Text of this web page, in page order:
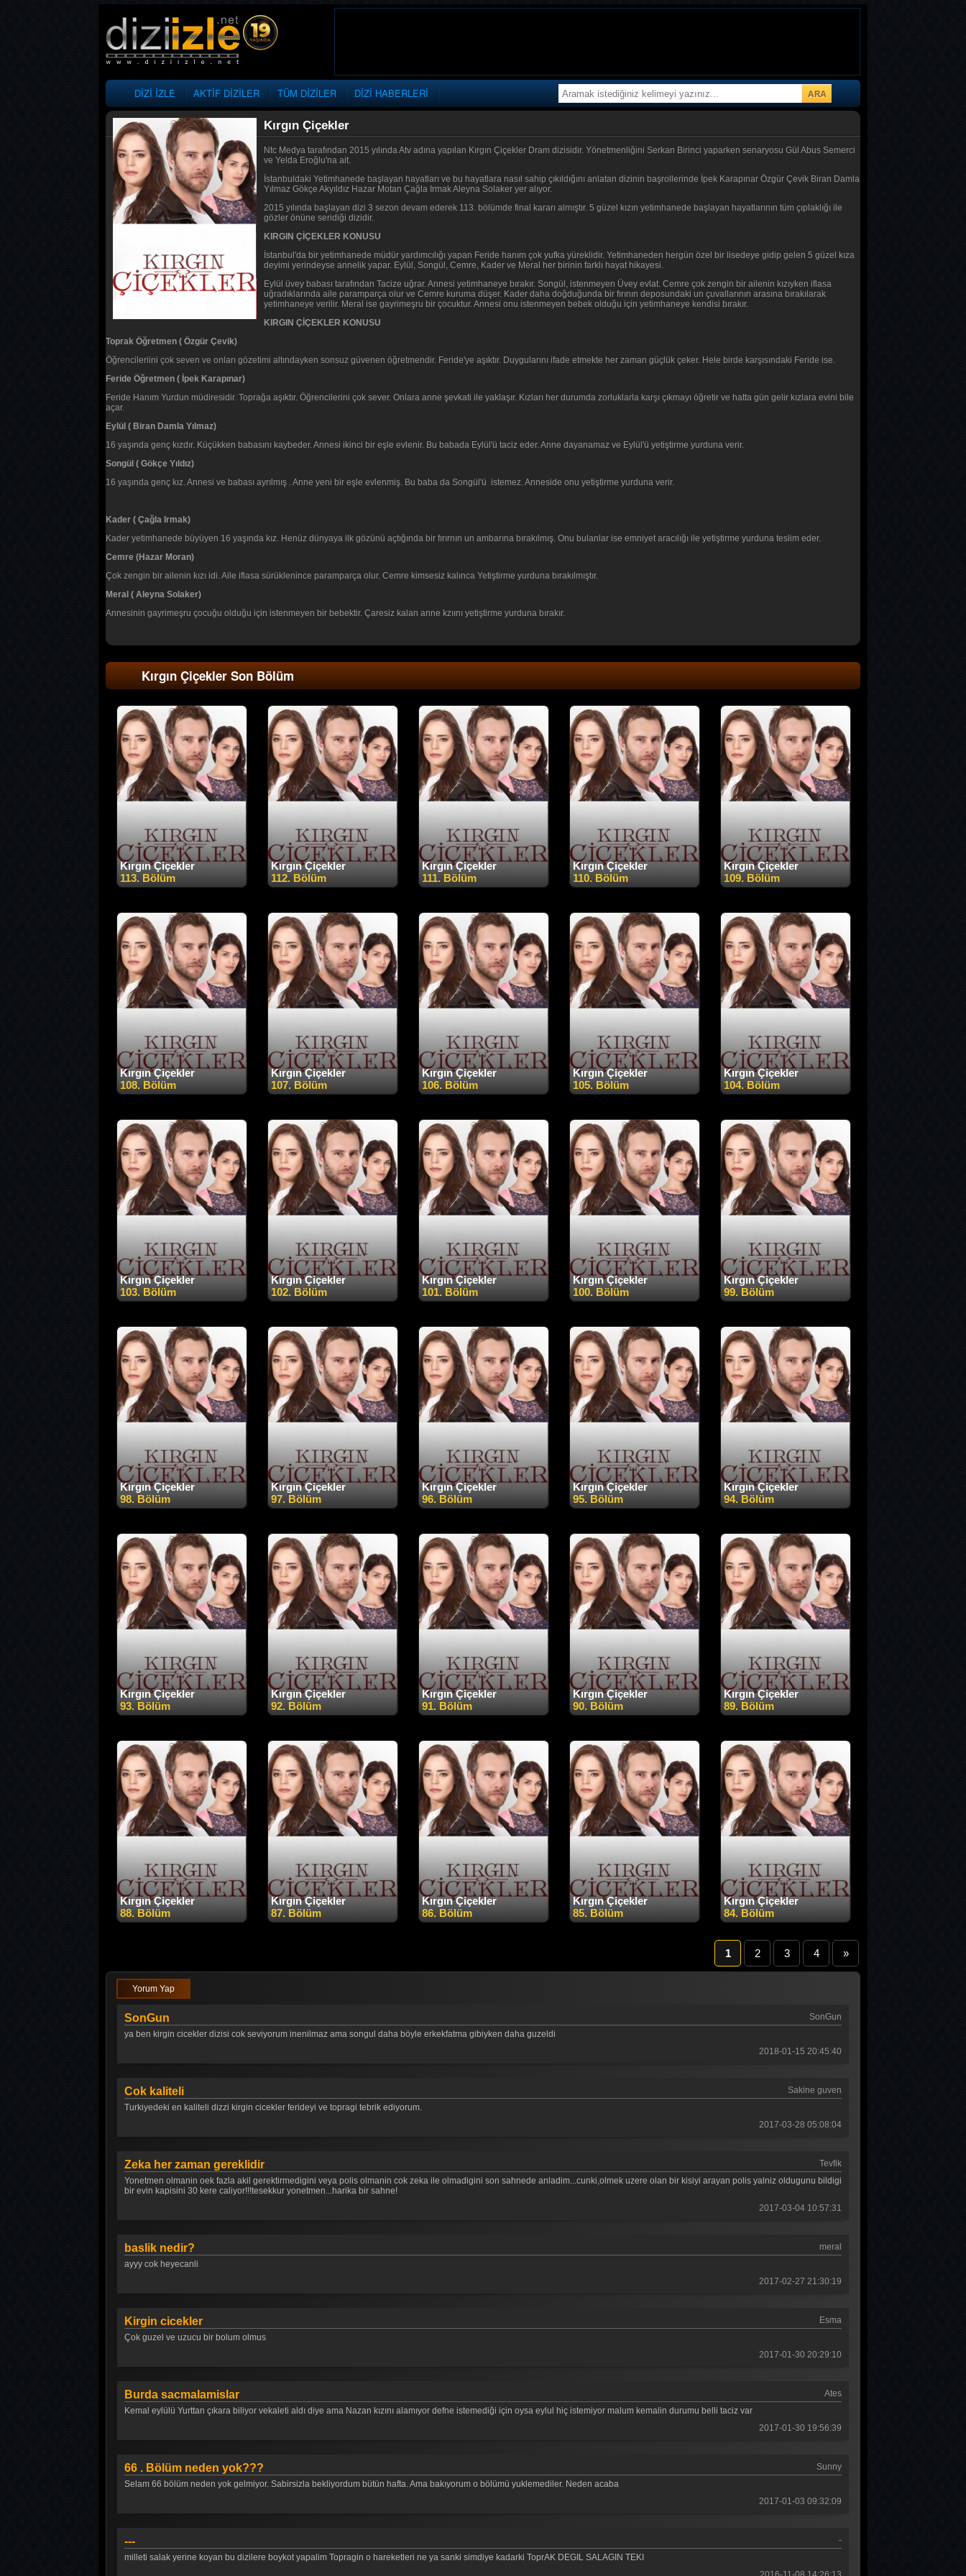
DİZİ İZLE AKTİF DİZİLER TÜM DİZİLER DİZİ HABERLERİ
Kırgın Çiçekler
Ntc Medya tarafından 2015 yılında Atv adına yapılan Kırgın Çiçekler Dram dizisidir. Yönetmenliğini Serkan Birinci yaparken senaryosu Gül Abus Semerci
ve Yelda Eroğlu'na ait.
İstanbuldaki Yetimhanede başlayan hayatları ve bu hayatlara nasıl sahip çıkıldığını anlatan dizinin başrollerinde İpek Karapınar Özgür Çevik Biran Damla
Yılmaz Gökçe Akyıldız Hazar Motan Çağla Irmak Aleyna Solaker yer alıyor.
2015 yılında başlayan dizi 3 sezon devam ederek 113. bölümde final kararı almıştır. 5 güzel kızın yetimhanede başlayan hayatlarının tüm çıplaklığı ile
gözler önüne seridiği dizidir.
KIRGIN ÇİÇEKLER KONUSU
İstanbul'da bir yetimhanede müdür yardımcılığı yapan Feride hanım çok yufka yüreklidir. Yetimhaneden hergün özel bir lisedeye gidip gelen 5 güzel kıza
deyimi yerindeyse annelik yapar. Eylül, Songül, Cemre, Kader ve Meral her birinin farklı hayat hikayesi.
Eylül üvey babası tarafından Tacize uğrar. Annesi yetimhaneye bırakır. Songül, istenmeyen Üvey evlat. Cemre çok zengin bir ailenin kızıyken iflasa
uğradıklarında aile paramparça olur ve Cemre kuruma düşer. Kader daha doğduğunda bir fırının deposundaki un çuvallarının arasına bırakılarak
yetimhaneye verilir. Meral ise gayrimeşru bir çocuktur. Annesi onu istenmeyen bebek olduğu için yetimhaneye kendisi bırakır.
KIRGIN ÇİÇEKLER KONUSU
Toprak Öğretmen ( Özgür Çevik)
Öğrencileriini çok seven ve onları gözetimi altındayken sonsuz güvenen öğretmendir. Feride'ye aşıktır. Duygularını ifade etmekte her zaman güçlük çeker. Hele birde karşısındaki Feride ise.
Feride Öğretmen ( İpek Karapınar)
Feride Hanım Yurdun müdiresidir. Toprağa aşıktır. Öğrencilerini çok sever. Onlara anne şevkati ile yaklaşır. Kızları her durumda zorluklarla karşı çıkmayı öğretir ve hatta gün gelir kızlara evini bile
açar.
Eylül ( Biran Damla Yılmaz)
16 yaşında genç kızdır. Küçükken babasını kaybeder. Annesi ikinci bir eşle evlenir. Bu babada Eylül'ü taciz eder. Anne dayanamaz ve Eylül'ü yetiştirme yurduna verir.
Songül ( Gökçe Yıldız)
16 yaşında genç kız. Annesi ve babası ayrılmış . Anne yeni bir eşle evlenmiş. Bu baba da Songül'ü istemez. Anneside onu yetiştirme yurduna verir.
Kader ( Çağla Irmak)
Kader yetimhanede büyüyen 16 yaşında kız. Henüz dünyaya ilk gözünü açtığında bir fırırnın un ambarına bırakılmış. Onu bulanlar ise emniyet aracılığı ile yetiştirme yurduna teslim eder.
Cemre (Hazar Moran)
Çok zengin bir ailenin kızı idi. Aile iflasa sürüklenince paramparça olur. Cemre kimsesiz kalınca Yetiştirme yurduna bırakılmıştır.
Meral ( Aleyna Solaker)
Annesinin gayrimeşru çocuğu olduğu için istenmeyen bir bebektir. Çaresiz kalan anne kzıını yetiştirme yurduna bırakır.
Kırgın Çiçekler Son Bölüm
Kırgın Çiçekler
113. Bölüm
Kırgın Çiçekler
112. Bölüm
Kırgın Çiçekler
111. Bölüm
Kırgın Çiçekler
110. Bölüm
Kırgın Çiçekler
109. Bölüm
Kırgın Çiçekler
108. Bölüm
Kırgın Çiçekler
107. Bölüm
Kırgın Çiçekler
106. Bölüm
Kırgın Çiçekler
105. Bölüm
Kırgın Çiçekler
104. Bölüm
Kırgın Çiçekler
103. Bölüm
Kırgın Çiçekler
102. Bölüm
Kırgın Çiçekler
101. Bölüm
Kırgın Çiçekler
100. Bölüm
Kırgın Çiçekler
99. Bölüm
Kırgın Çiçekler
98. Bölüm
Kırgın Çiçekler
97. Bölüm
Kırgın Çiçekler
96. Bölüm
Kırgın Çiçekler
95. Bölüm
Kırgın Çiçekler
94. Bölüm
Kırgın Çiçekler
93. Bölüm
Kırgın Çiçekler
92. Bölüm
Kırgın Çiçekler
91. Bölüm
Kırgın Çiçekler
90. Bölüm
Kırgın Çiçekler
89. Bölüm
Kırgın Çiçekler
88. Bölüm
Kırgın Çiçekler
87. Bölüm
Kırgın Çiçekler
86. Bölüm
Kırgın Çiçekler
85. Bölüm
Kırgın Çiçekler
84. Bölüm
1 2 3 4 »
Yorum Yap
SonGun
SonGun
ya ben kirgin cicekler dizisi cok seviyorum inenilmaz ama songul daha böyle erkekfatma gibiyken daha guzeldi
2018-01-15 20:45:40
Cok kaliteli
Sakine guven
Turkiyedeki en kaliteli dizzi kirgin cicekler ferideyi ve topragi tebrik ediyorum.
2017-03-28 05:08:04
Zeka her zaman gereklidir
Tevfik
Yonetmen olmanin oek fazla akil gerektirmedigini veya polis olmanin cok zeka ile olmadigini son sahnede anladim...cunki,olmek uzere olan bir kisiyi arayan polis yalniz oldugunu bildigi
bir evin kapisini 30 kere caliyor!!!tesekkur yonetmen...harika bir sahne!
2017-03-04 10:57:31
baslik nedir?
meral
ayyy cok heyecanli
2017-02-27 21:30:19
Kirgin cicekler
Esma
Çok guzel ve uzucu bir bolum olmus
2017-01-30 20:29:10
Burda sacmalamislar
Ates
Kemal eylülü Yurttan çıkara biliyor vekaleti aldı diye ama Nazan kızını alamıyor defne istemediği için oysa eylul hiç istemiyor malum kemalin durumu belli taciz var
2017-01-30 19:56:39
66 . Bölüm neden yok???
Sunny
Selam 66 bölüm neden yok gelmiyor. Sabirsizla bekliyordum bütün hafta. Ama bakıyorum o bölümü yuklemediler. Neden acaba
2017-01-03 09:32:09
---
-
milleti salak yerine koyan bu dizilere boykot yapalim Topragin o hareketleri ne ya sanki simdiye kadarki ToprAK DEGIL SALAGIN TEKI